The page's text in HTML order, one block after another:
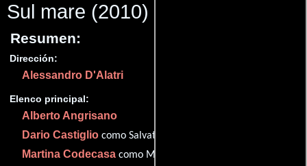
Sul mare (2010)
Resumen:
Dirección:
Alessandro D'Alatri
Elenco principal:
Alberto Angrisano
Dario Castiglio como Salvatore
Martina Codecasa como Martina